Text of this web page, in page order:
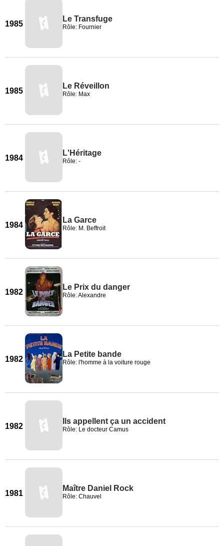
1985
Le Transfuge
Rôle: Fournier
1985
Le Réveillon
Rôle: Max
1984
L'Héritage
Rôle: -
1984
La Garce
Rôle: M. Beffroit
1982
Le Prix du danger
Rôle: Alexandre
1982
La Petite bande
Rôle: l'homme à la voiture rouge
1982
Ils appellent ça un accident
Rôle: Le docteur Camus
1981
Maître Daniel Rock
Rôle: Chauvel